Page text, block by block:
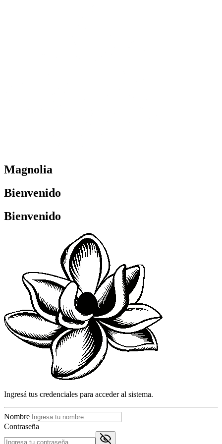
Magnolia
Bienvenido
Bienvenido
Ingresá tus credenciales para acceder al sistema.
Nombre
Contraseña